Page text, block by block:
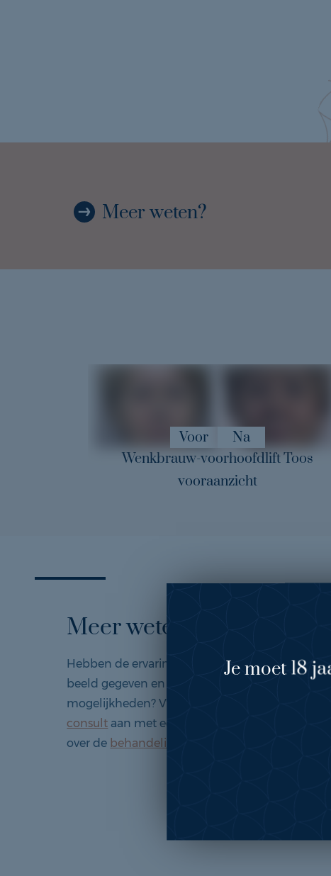
Je moet 18
Meer weten?
Voor
Na
Wenkbrauw-voorhoofdlift Toos
vooraanzicht
Meer weten?
Hebben de ervaringen en voor- en na foto’s je
beeld gegeven en ben je benieuwd naar de
mogelijkheden? Vraag dan gerust een
consult aan met een van onze specialisten, of
over de behandeling